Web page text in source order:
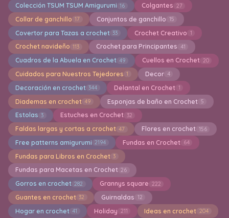
Colección TSUM TSUM Amigurumi 16 Colgantes 27
Collar de ganchillo 17 Conjuntos de ganchillo 15
Covertor para Tazas a crochet 33 Crochet Creativo 1
Crochet navideño 113 Crochet para Principantes 41
Cuadros de la Abuela en Crochet 49 Cuellos en Crochet 20
Cuidados para Nuestros Tejedores 1 Decor 4
Decoración en crochet 344 Delantal en Crochet 1
Diademas en crochet 49 Esponjas de baño en Crochet 5
Estolas 3 Estuches en Crochet 32
Faldas largas y cortas a crochet 47 Flores en crochet 156
Free patterns amigurumi 2194 Fundas en Crochet 64
Fundas para Libros en Crochet 3
Fundas para Macetas en Crochet 26
Gorros en crochet 282 Grannys square 222
Guantes en crochet 32 Guirnaldas 12
Hogar en crochet 41 Holiday 211 Ideas en crochet 204